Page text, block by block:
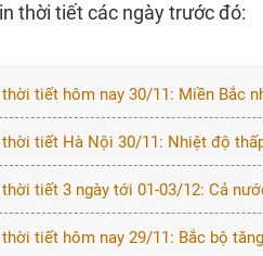
thời tiết các ngày trước đó:
tiết hôm nay 30/11: Miền Bắc
thời tiết Hà Nội 30/11: Nhiệt độ
tiết 3 ngày tới 01-03/12: Cả
tiết hôm nay 29/11: Bắc bộ